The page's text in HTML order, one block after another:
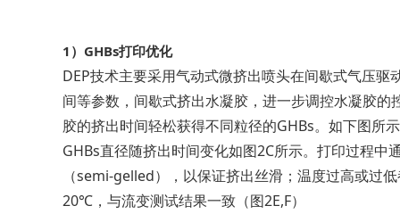
1） GHBs打印优化
DEP技术主要采用气动式微挤出喷头在间歇式气压
间等参数，间歇式挤出水凝胶，进一步调控水凝胶
胶的挤出时间轻松获得不同粒径的GHBs。如下图所
GHBs直径随挤出时间变化如图2C所示。打印过程
（semi-gelled），以保证挤出丝滑；温度过高或过
20℃，与流变测试结果一致（图2E,F）